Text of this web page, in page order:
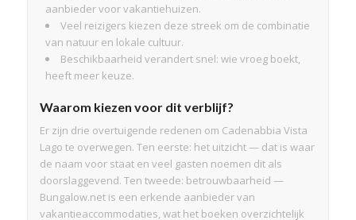
aanbieder voor vakantiehuizen.
Veel reizigers kiezen deze streek om de combinatie
van natuur en lokale cultuur.
Beschikbaarheid verandert snel: wie vroeg boekt,
heeft meer keuze.
Waarom kiezen voor dit verblijf?
Er zijn drie overtuigende redenen om Cadenabbia Vista
Lago te overwegen. Ten eerste: het uitzicht — dat is waar
de naam voor staat en veel gasten noemen dit als
doorslaggevend. Ten tweede: betrouwbaarheid —
Bungalow.net is een erkende aanbieder van
vakantieaccommodaties, wat het boeken overzichtelijk